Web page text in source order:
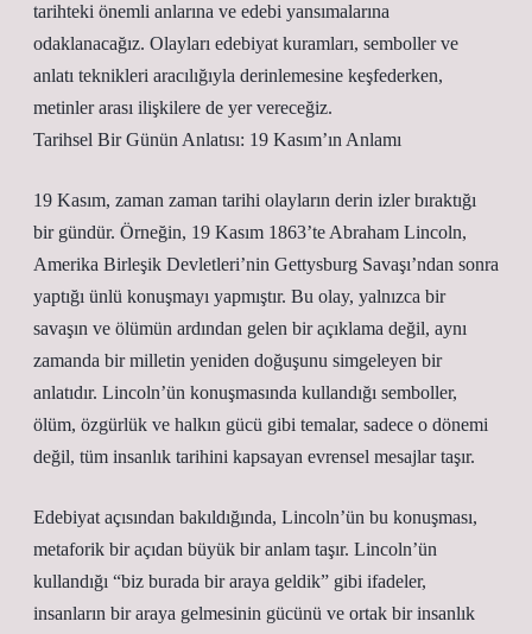
tarihteki önemli anlarına ve edebi yansımalarına
odaklanacağız. Olayları edebiyat kuramları, semboller ve
anlatı teknikleri aracılığıyla derinlemesine keşfederken,
metinler arası ilişkilere de yer vereceğiz.
Tarihsel Bir Günün Anlatısı: 19 Kasım’ın Anlamı
19 Kasım, zaman zaman tarihi olayların derin izler bıraktığı
bir gündür. Örneğin, 19 Kasım 1863’te Abraham Lincoln,
Amerika Birleşik Devletleri’nin Gettysburg Savaşı’ndan sonra
yaptığı ünlü konuşmayı yapmıştır. Bu olay, yalnızca bir
savaşın ve ölümün ardından gelen bir açıklama değil, aynı
zamanda bir milletin yeniden doğuşunu simgeleyen bir
anlatıdır. Lincoln’ün konuşmasında kullandığı semboller,
ölüm, özgürlük ve halkın gücü gibi temalar, sadece o dönemi
değil, tüm insanlık tarihini kapsayan evrensel mesajlar taşır.
Edebiyat açısından bakıldığında, Lincoln’ün bu konuşması,
metaforik bir açıdan büyük bir anlam taşır. Lincoln’ün
kullandığı “biz burada bir araya geldik” gibi ifadeler,
insanların bir araya gelmesinin gücünü ve ortak bir insanlık